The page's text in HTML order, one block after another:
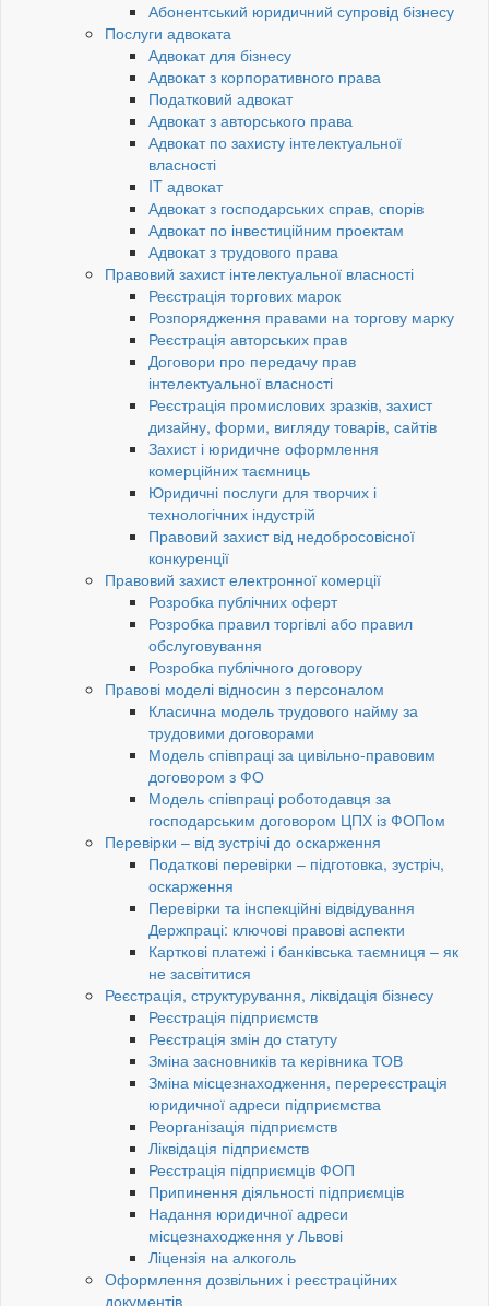
Абонентський юридичний супровід бізнесу
Послуги адвоката
Адвокат для бізнесу
Адвокат з корпоративного права
Податковий адвокат
Адвокат з авторського права
Адвокат по захисту інтелектуальної
власності
IT адвокат
Адвокат з господарських справ, спорів
Адвокат по інвестиційним проектам
Адвокат з трудового права
Правовий захист інтелектуальної власності
Реєстрація торгових марок
Розпорядження правами на торгову марку
Реєстрація авторських прав
Договори про передачу прав
інтелектуальної власності
Реєстрація промислових зразків, захист
дизайну, форми, вигляду товарів, сайтів
Захист і юридичне оформлення
комерційних таємниць
Юридичні послуги для творчих і
технологічних індустрій
Правовий захист від недобросовісної
конкуренції
Правовий захист електронної комерції
Розробка публічних оферт
Розробка правил торгівлі або правил
обслуговування
Розробка публічного договору
Правові моделі відносин з персоналом
Класична модель трудового найму за
трудовими договорами
Модель співпраці за цивільно-правовим
договором з ФО
Модель співпраці роботодавця за
господарським договором ЦПХ із ФОПом
Перевірки – від зустрічі до оскарження
Податкові перевірки – підготовка, зустріч,
оскарження
Перевірки та інспекційні відвідування
Держпраці: ключові правові аспекти
Карткові платежі і банківська таємниця – як
не засвітитися
Реєстрація, структурування, ліквідація бізнесу
Реєстрація підприємств
Реєстрація змін до статуту
Зміна засновників та керівника ТОВ
Зміна місцезнаходження, перереєстрація
юридичної адреси підприємства
Реорганізація підприємств
Ліквідація підприємств
Реєстрація підприємців ФОП
Припинення діяльності підприємців
Надання юридичної адреси
місцезнаходження у Львові
Ліцензія на алкоголь
Оформлення дозвільних і реєстраційних
документів